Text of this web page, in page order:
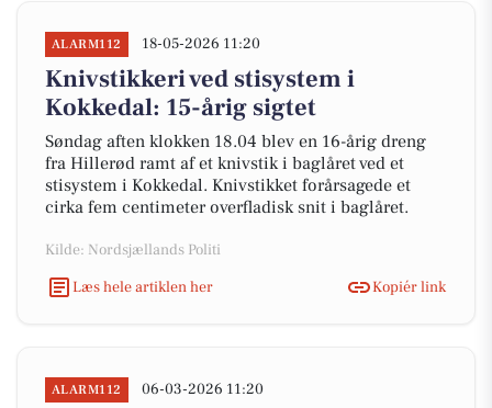
ALARM112 18-05-2026 11:20
Knivstikkeri ved stisystem i
Kokkedal: 15-årig sigtet
Søndag aften klokken 18.04 blev en 16-årig dreng
fra Hillerød ramt af et knivstik i baglåret ved et
stisystem i Kokkedal. Knivstikket forårsagede et
cirka fem centimeter overfladisk snit i baglåret.
Kilde: Nordsjællands Politi
Læs hele artiklen her
Kopiér link
ALARM112 06-03-2026 11:20